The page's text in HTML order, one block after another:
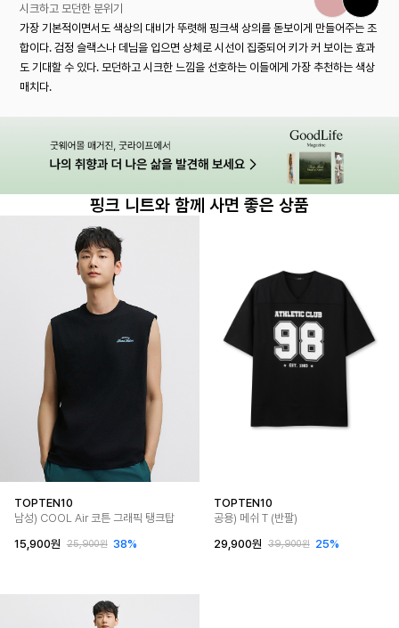
시크하고 모던한 분위기
가장 기본적이면서도 색상의 대비가 뚜렷해 핑크색 상의를 돋보이게 만들어주는 조
합이다. 검정 슬랙스나 데님을 입으면 상체로 시선이 집중되어 키가 커 보이는 효과
도 기대할 수 있다. 모던하고 시크한 느낌을 선호하는 이들에게 가장 추천하는 색상
매치다.
핑크 니트와 함께 사면 좋은 상품
TOPTEN10
남성) COOL Air 코튼 그래픽 탱크탑
15,900원
25,900원 38%
TOPTEN10
공용) 메쉬 T (반팔)
29,900원
39,900원 25%